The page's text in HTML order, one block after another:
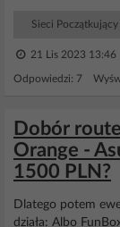
Sieci Początkujący
21 Lis 2023 13:46
Odpowiedzi: 7
Dobór
Orange -
1500 PLN?
Dlatego potem
działa: Albo